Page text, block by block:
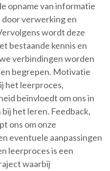
opname van informatie
door verwerking en
wordt deze
bestaande kennis en
verbindingen worden
begrepen. Motivatie
het leerproces,
beïnvloedt om ons in
het leren. Feedback,
ons om onze
eventuele aanpassingen
leerproces is een
waarbij